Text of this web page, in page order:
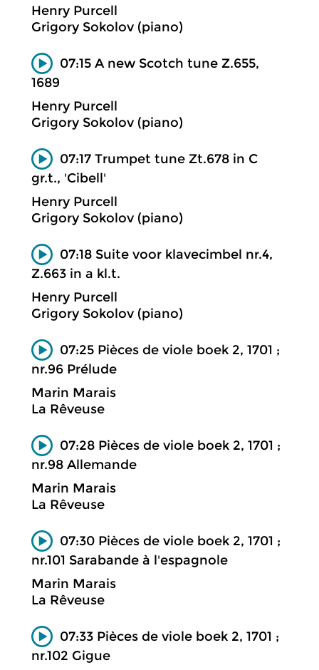
Henry Purcell
Grigory Sokolov (piano)
07:15 A new Scotch tune Z.655,
1689
Henry Purcell
Grigory Sokolov (piano)
07:17 Trumpet tune Zt.678 in C
gr.t., 'Cibell'
Henry Purcell
Grigory Sokolov (piano)
07:18 Suite voor klavecimbel nr.4,
Z.663 in a kl.t.
Henry Purcell
Grigory Sokolov (piano)
07:25 Pièces de viole boek 2, 1701 ;
nr.96 Prélude
Marin Marais
La Rêveuse
07:28 Pièces de viole boek 2, 1701 ;
nr.98 Allemande
Marin Marais
La Rêveuse
07:30 Pièces de viole boek 2, 1701 ;
nr.101 Sarabande à l'espagnole
Marin Marais
La Rêveuse
07:33 Pièces de viole boek 2, 1701 ;
nr.102 Gigue